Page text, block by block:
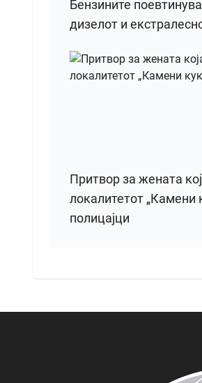
Бензините
дизелот и
Притвор за жената
локалитетот „Камени
полицајци